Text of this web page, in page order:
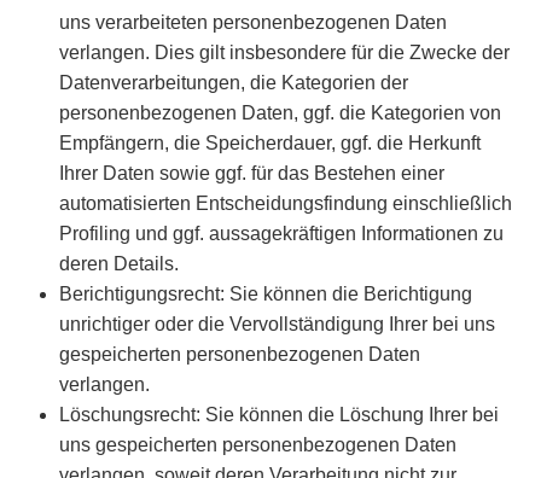
uns verarbeiteten personenbezogenen Daten
verlangen. Dies gilt insbesondere für die Zwecke der
Datenverarbeitungen, die Kategorien der
personenbezogenen Daten, ggf. die Kategorien von
Empfängern, die Speicherdauer, ggf. die Herkunft
Ihrer Daten sowie ggf. für das Bestehen einer
automatisierten Entscheidungsfindung einschließlich
Profiling und ggf. aussagekräftigen Informationen zu
deren Details.
Berichtigungsrecht: Sie können die Berichtigung
unrichtiger oder die Vervollständigung Ihrer bei uns
gespeicherten personenbezogenen Daten
verlangen.
Löschungsrecht: Sie können die Löschung Ihrer bei
uns gespeicherten personenbezogenen Daten